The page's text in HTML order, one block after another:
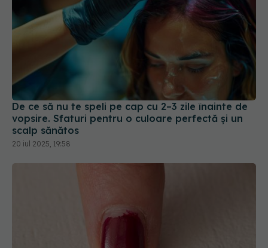
De ce să nu te speli pe cap cu 2–3 zile înainte de
vopsire. Sfaturi pentru o culoare perfectă și un
scalp sănătos